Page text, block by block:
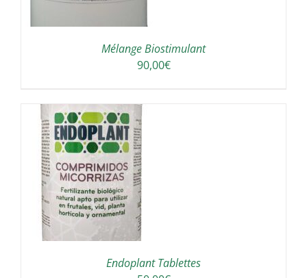
Mélange Biostimulant
90,00€
Endoplant Tablettes